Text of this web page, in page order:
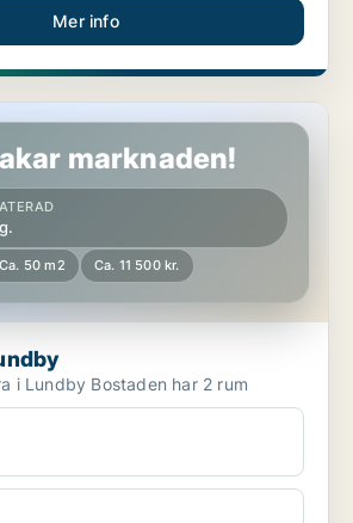
Mer info
marknaden!
Ca. 50 m2 Ca. 11 500 kr.
Lägenhet att hyra i Lundby Bostaden har 2 rum